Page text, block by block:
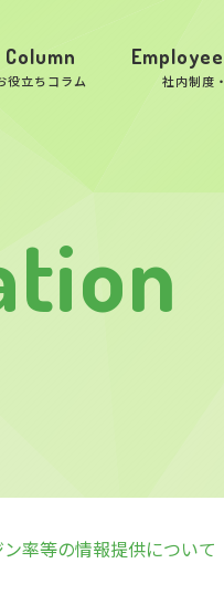
Column
役立ちコラム 社内制度
率等の情報提供について